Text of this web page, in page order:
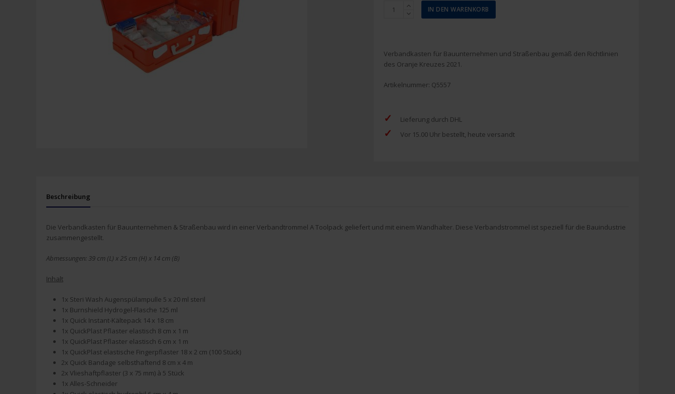
Verbandkasten
Toolpack
Oranje
Kreuz
IN DEN WARENKORB
Verbandkasten für Bauunternehmen und Straßenbau gemäß den Richtlinien
des Oranje Kreuzes 2021.
Artikelnummer: Q5557
✓ Lieferung durch DHL
✓ Vor 15.00 Uhr bestellt, heute versandt
Beschreibung
Die Verbandkasten für Bauunternehmen & Straßenbau wird in einer Verbandtrommel A Toolpack geliefert und mit einem Wandhalter. Diese Verbandstrommel ist speziell für die Bauindustrie
zusammengestellt.
Abmessungen: 39 cm (L) x 25 cm (H) x 14 cm (B)
Inhalt
1x Steri Wash Augenspülampulle 5 x 20 ml steril
1x Burnshield Hydrogel-Flasche 125 ml
1x Quick Instant-Kältepack 14 x 18 cm
1x QuickPlast Pflaster elastisch 8 cm x 1 m
1x QuickPlast Pflaster elastisch 6 cm x 1 m
1x QuickPlast elastische Fingerpflaster 18 x 2 cm (100 Stück)
2x Quick Bandage selbsthaftend 8 cm x 4 m
2x Vlieshaftpflaster (3 x 75 mm) à 5 Stück
1x Alles-Schneider